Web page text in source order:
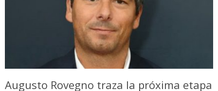
Augusto Rovegno traza la próxima etapa